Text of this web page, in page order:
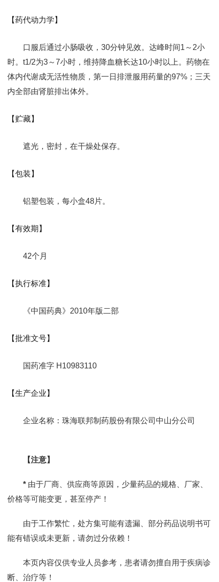
【药代动力学】
口服后通过小肠吸收，30分钟见效。达峰时间1～2小
时。t1/2为3～7小时，维持降血糖长达10小时以上。药物在
体内代谢成无活性物质，第一日排泄服用药量的97%；三天
内全部由肾脏排出体外。
【贮藏】
遮光，密封，在干燥处保存。
【包装】
铝塑包装，每小盒48片。
【有效期】
42个月
【执行标准】
《中国药典》2010年版二部
【批准文号】
国药准字 H10983110
【生产企业】
企业名称：珠海联邦制药股份有限公司中山分公司
【注意】
* 由于厂商、供应商等原因，少量药品的规格、厂家、
价格等可能变更，甚至停产！
由于工作繁忙，处方集可能有遗漏、部分药品说明书可
能有错误或未更新，请勿过分依赖！
本页内容仅供专业人员参考，患者请勿擅自用于疾病诊
断、治疗等！